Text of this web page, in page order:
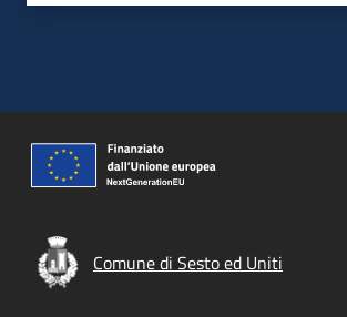
Comune di Sesto ed Uniti